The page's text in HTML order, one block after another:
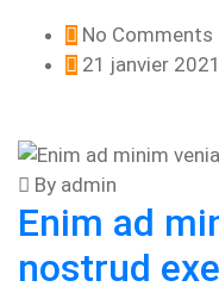
No Comments
21 janvier 2021
By admin
Enim ad
nostrud